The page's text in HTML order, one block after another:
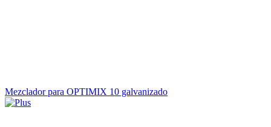
Mezclador para OPTIMIX 10 galvanizado